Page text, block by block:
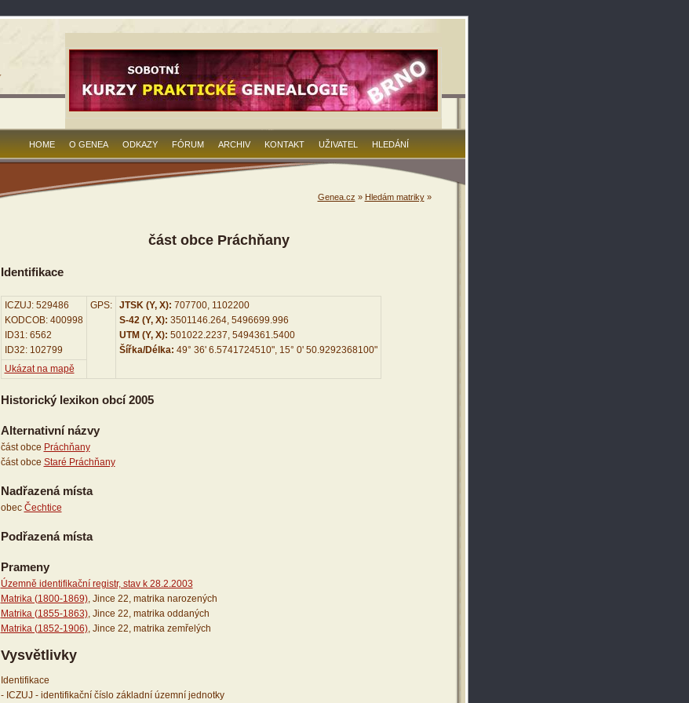
HOME O GENEA ODKAZY FÓRUM ARCHIV KONTAKT UŽIVATEL HLEDÁNÍ
Genea.cz » Hledám matriky»
část obce Práchňany
Identifikace
ICZUJ: 529486
KODCOB: 400998
ID31: 6562
ID32: 102799
GPS: JTSK (Y, X): 707700, 1102200
S-42 (Y, X): 3501146.264, 5496699.996
UTM (Y, X): 501022.2237, 5494361.5400
Šířka/Délka: 49° 36' 6.5741724510", 15° 0' 50.9292368100"
Ukázat na mapě
Historický lexikon obcí 2005
Alternativní názvy
část obce Práchňany
část obce Staré Práchňany
Nadřazená místa
obec Čechtice
Podřazená místa
Prameny
Územně identifikační registr, stav k 28.2.2003
Matrika (1800-1869), Jince 22, matrika narozených
Matrika (1855-1863), Jince 22, matrika oddaných
Matrika (1852-1906), Jince 22, matrika zemřelých
Vysvětlivky
Identifikace
- ICZUJ - identifikační číslo základní územní jednotky